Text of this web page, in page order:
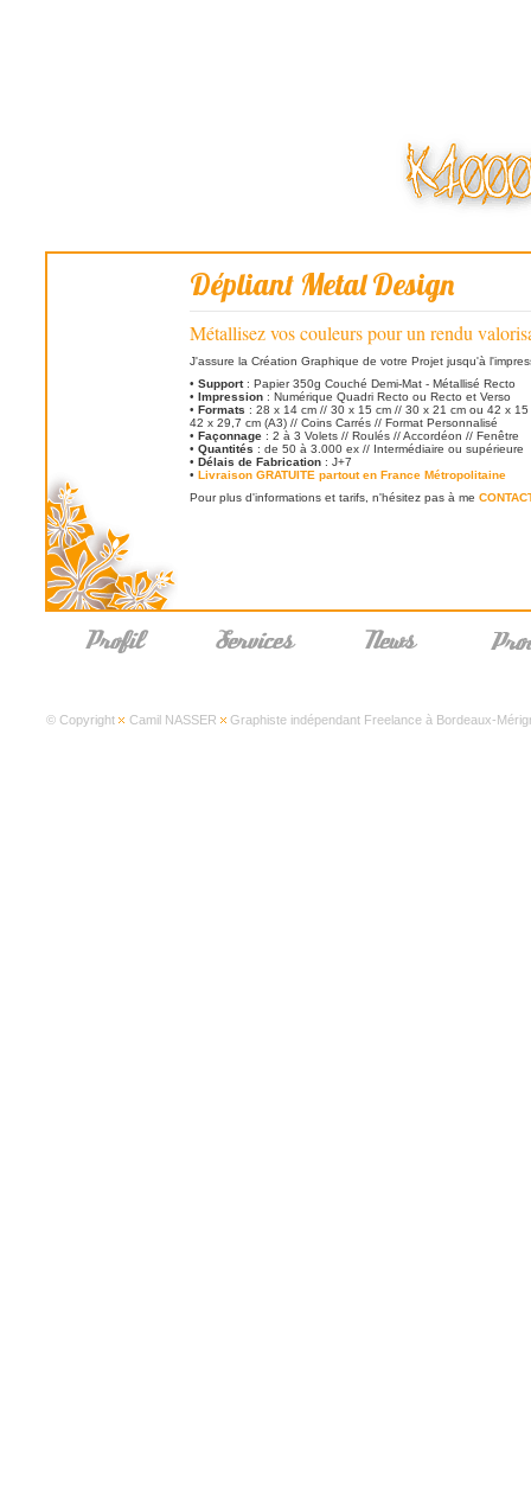
Dépliant Metal Design
Métallisez vos couleurs pour un rendu
J'assure la Création Graphique de votre Projet jusqu'à
• Support: Papier 350g Couché Demi-Mat - Métallisé Recto
• Impression : Numérique Quadri Recto ou Recto et Verso
• Formats : 28 x 14 cm // 30 x 15 cm // 30 x 21 cm ou 42 x
42 x 29,7 cm (A3) // Coins Carrés // Format Personnalisé
• Façonnage : 2 à 3 Volets // Roulés // Accordéon // Fenêtre
• Quantités : de 50 à 3.000 ex // Intermédiaire ou supérieure
• Délais de Fabrication : J+7
• Livraison GRATUITE partout en France Métropolitaine
Pour plus d'informations et tarifs, n'hésitez pas à me
© Copyright Camil NASSER Graphiste indépendant Freelance à Bordeaux-